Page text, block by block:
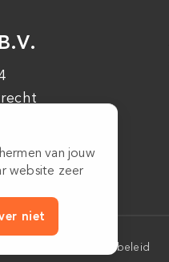
Cookiebeleid
van jouw
website zeer
niet